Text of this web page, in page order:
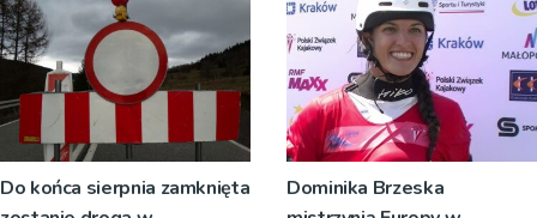
Do końca sierpnia zamknięta
Dominika Brzeska